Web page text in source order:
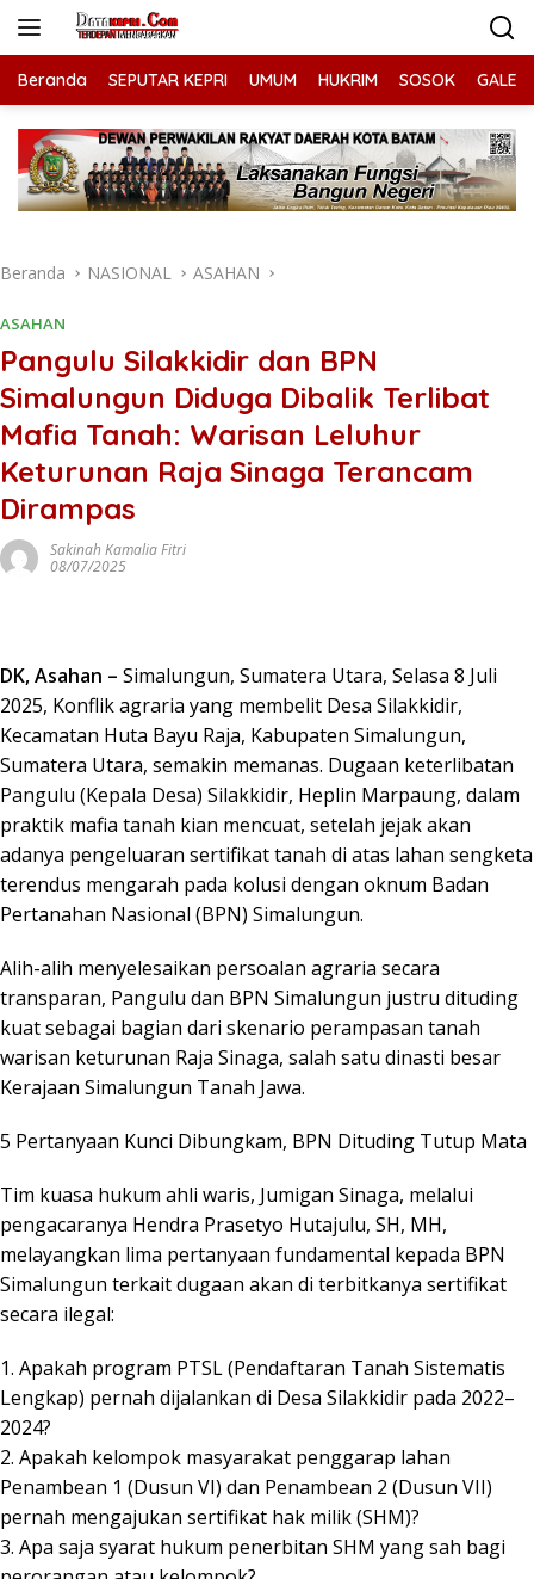
Beranda SEPUTAR KEPRI UMUM HUKRIM SOSOK
Beranda NASIONAL ASAHAN
ASAHAN
Pangulu Silakkidir dan BPN
Simalungun Diduga Dibalik Terlibat
Mafia Tanah: Warisan Leluhur
Keturunan Raja Sinaga Terancam
Dirampas
Sakinah Kamalia Fitri
08/07/2025
DK, Asahan – Simalungun, Sumatera Utara, Selasa 8 Juli
2025, Konflik agraria yang membelit Desa Silakkidir,
Kecamatan Huta Bayu Raja, Kabupaten Simalungun,
Sumatera Utara, semakin memanas. Dugaan keterlibatan
Pangulu (Kepala Desa) Silakkidir, Heplin Marpaung, dalam
praktik mafia tanah kian mencuat, setelah jejak akan
adanya pengeluaran sertifikat tanah di atas lahan sengketa
terendus mengarah pada kolusi dengan oknum Badan
Pertanahan Nasional (BPN) Simalungun.
Alih-alih menyelesaikan persoalan agraria secara
transparan, Pangulu dan BPN Simalungun justru dituding
kuat sebagai bagian dari skenario perampasan tanah
warisan keturunan Raja Sinaga, salah satu dinasti besar
Kerajaan Simalungun Tanah Jawa.
5 Pertanyaan Kunci Dibungkam, BPN Dituding Tutup Mata
Tim kuasa hukum ahli waris, Jumigan Sinaga, melalui
pengacaranya Hendra Prasetyo Hutajulu, SH, MH,
melayangkan lima pertanyaan fundamental kepada BPN
Simalungun terkait dugaan akan di terbitkanya sertifikat
secara ilegal:
1. Apakah program PTSL (Pendaftaran Tanah Sistematis
Lengkap) pernah dijalankan di Desa Silakkidir pada 2022–
2024?
2. Apakah kelompok masyarakat penggarap lahan
Penambean 1 (Dusun VI) dan Penambean 2 (Dusun VII)
pernah mengajukan sertifikat hak milik (SHM)?
3. Apa saja syarat hukum penerbitan SHM yang sah bagi